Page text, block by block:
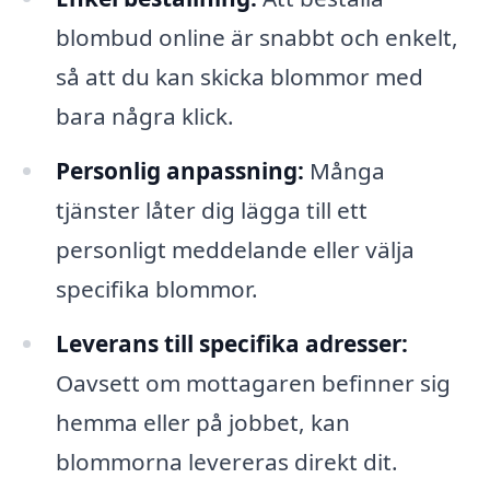
blombud online är snabbt och enkelt,
så att du kan skicka blommor med
bara några klick.
Personlig anpassning: Många
tjänster låter dig lägga till ett
personligt meddelande eller välja
specifika blommor.
Leverans till specifika adresser:
Oavsett om mottagaren befinner sig
hemma eller på jobbet, kan
blommorna levereras direkt dit.